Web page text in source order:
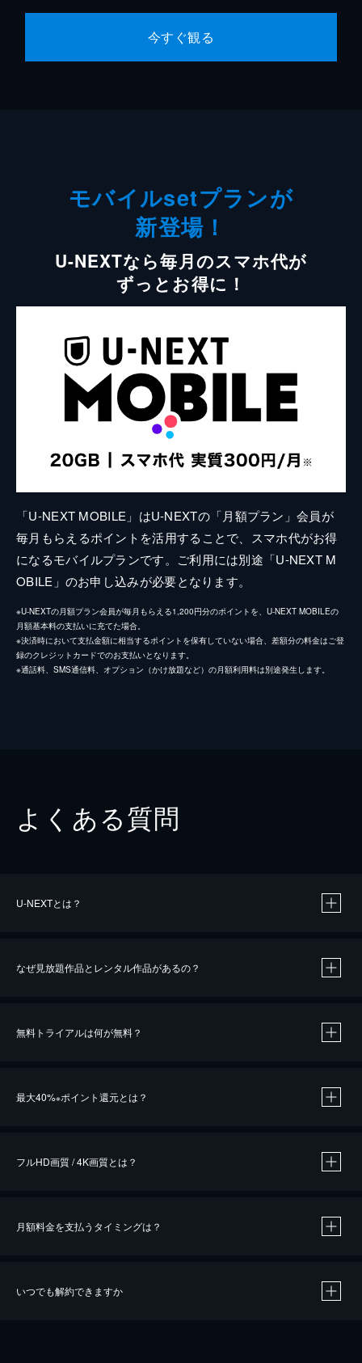
今すぐ観る
モバイルsetプランが
新登場！
U-NEXTなら毎月のスマホ代が
ずっとお得に！
「U-NEXT MOBILE」はU-NEXTの「月額プラン」会員が
毎月もらえるポイントを活用することで、スマホ代がお得
になるモバイルプランです。ご利用には別途「U-NEXT M
OBILE」のお申し込みが必要となります。
※U-NEXTの月額プラン会員が毎月もらえる1,200円分のポイントを、U-NEXT MOBILEの
月額基本料の支払いに充てた場合。
※決済時において支払金額に相当するポイントを保有していない場合、差額分の料金はご登
録のクレジットカードでのお支払いとなります。
※通話料、SMS通信料、オプション（かけ放題など）の月額利用料は別途発生します。
よくある質問
U-NEXTとは？
なぜ見放題作品とレンタル作品があるの？
無料トライアルは何が無料？
最大40%※ポイント還元とは？
※40％ポイント還元の対象は、クレジットカード決済による作品の購入 / レンタルです。
iOSアプリのUコイン決済による作品の購入 / レンタルは、20％のポイント還元です。
フルHD画質 / 4K画質とは？
月額料金を支払うタイミングは？
いつでも解約できますか